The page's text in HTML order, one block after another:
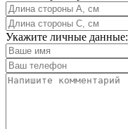
Укажите личные данные: